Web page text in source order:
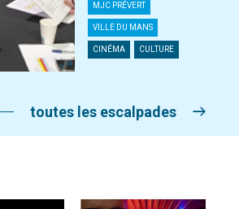
MJC PRÉVERT
VILLE DU MANS
CINÉMA CULTURE
toutes les escalpades